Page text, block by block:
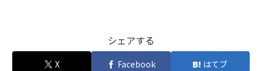
シェアする
X Facebook はてブ